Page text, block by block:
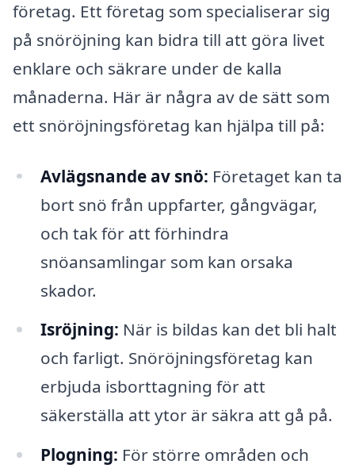
företag. Ett företag som specialiserar sig
på snöröjning kan bidra till att göra livet
enklare och säkrare under de kalla
månaderna. Här är några av de sätt som
ett snöröjningsföretag kan hjälpa till på:
Avlägsnande av snö: Företaget kan ta
bort snö från uppfarter, gångvägar,
och tak för att förhindra
snöansamlingar som kan orsaka
skador.
Isröjning: När is bildas kan det bli halt
och farligt. Snöröjningsföretag kan
erbjuda isborttagning för att
säkerställa att ytor är säkra att gå på.
Plogning: För större områden och